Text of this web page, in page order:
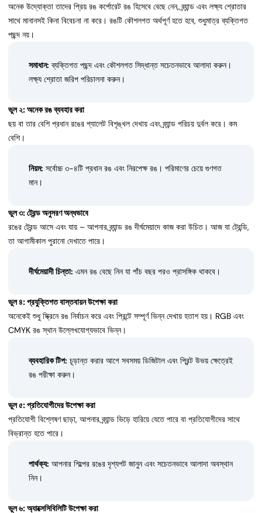
অনেক উদ্যোক্তা তাদের প্রিয় রঙ কর্পোরেট রঙ হিসেবে বেছে নেন, ব্র্যান্ড এবং লক্ষ্য শ্রোতার
সাথে মানানসই কিনা বিবেচনা না করে। রঙটি কৌশলগত অর্থপূর্ণ হতে হবে, শুধুমাত্র ব্যক্তিগত
পছন্দ নয়।
সমাধান: ব্যক্তিগত পছন্দ এবং কৌশলগত সিদ্ধান্ত সচেতনভাবে আলাদা করুন।
লক্ষ্য শ্রোতা জরিপ পরিচালনা করুন।
ভুল ২: অনেক রঙ ব্যবহার করা
ছয় বা তার বেশি প্রধান রঙের প্যালেট বিশৃঙ্খল দেখায় এবং ব্র্যান্ড পরিচয় দুর্বল করে। কম
বেশি।
নিয়ম: সর্বোচ্চ ৩-৪টি প্রধান রঙ এবং নিরপেক্ষ রঙ। পরিমাণের চেয়ে গুণগত
মান।
ভুল ৩: ট্রেন্ড অনুসরণ অন্ধভাবে
রঙের ট্রেন্ড আসে এবং যায় – আপনার ব্র্যান্ড রঙ দীর্ঘমেয়াদে কাজ করা উচিত। আজ যা ট্রেন্ডি,
তা আগামীকাল পুরানো দেখাতে পারে।
দীর্ঘমেয়াদী চিন্তা: এমন রঙ বেছে নিন যা পাঁচ বছর পরও প্রাসঙ্গিক থাকবে।
ভুল ৪: প্রযুক্তিগত বাস্তবায়ন উপেক্ষা করা
অনেকেই শুধু স্ক্রিনে রঙ নির্বাচন করে এবং প্রিন্টে সম্পূর্ণ ভিন্ন দেখায় হতাশ হয়। RGB এবং
CMYK রঙ স্থান উল্লেখযোগ্যভাবে ভিন্ন।
ব্যবহারিক টিপ: চূড়ান্ত করার আগে সবসময় ডিজিটাল এবং প্রিন্ট উভয় ক্ষেত্রেই
রঙ পরীক্ষা করুন।
ভুল ৫: প্রতিযোগীদের উপেক্ষা করা
প্রতিযোগী বিশ্লেষণ ছাড়া, আপনার ব্র্যান্ড ভিড়ে হারিয়ে যেতে পারে বা প্রতিযোগীদের সাথে
বিভ্রান্ত হতে পারে।
পার্থক্য: আপনার শিল্পের রঙের দৃশ্যপট জানুন এবং সচেতনভাবে আলাদা অবস্থান
নিন।
ভুল ৬: অ্যাক্সেসিবিলিটি উপেক্ষা করা